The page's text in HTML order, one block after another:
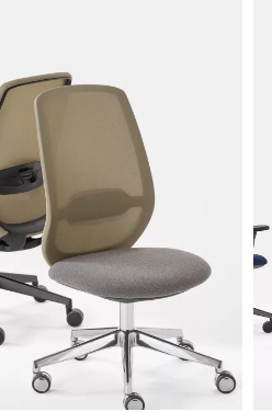
Fotos dienen nur zur Orientierung;
die Musterkarte mit den
Kunstleder)